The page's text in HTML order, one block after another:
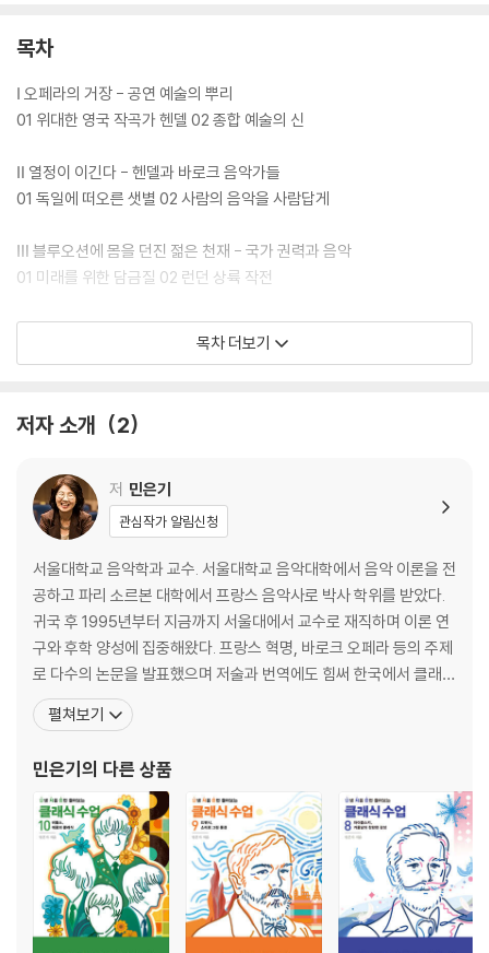
목차
Ⅰ 오페라의 거장 - 공연 예술의 뿌리
01 위대한 영국 작곡가 헨델 02 종합 예술의 신
Ⅱ 열정이 이긴다 - 헨델과 바로크 음악가들
01 독일에 떠오른 샛별 02 사람의 음악을 사람답게
Ⅲ 블루오션에 몸을 던진 젊은 천재 - 국가 권력과 음악
01 미래를 위한 담금질 02 런던 상륙 작전
Ⅳ 분쟁의 소용돌이 속에서 - 영국 오페라의 유행과 쇠퇴
01 정상에선 언제나 바람이 불고 02 화려한 커튼의 안과 밖
01 커리어의 정점 02 쇼는 계속되어야 한다
목차 더보기
저자 소개 2
저 민은기
관심작가 알림신청
서울대학교 음악학과 교수. 서울대학교 음악대학에서 음악 이론을 전
공하고 파리 소르본 대학에서 프랑스 음악사로 박사 학위를 받았다.
귀국 후 1995년부터 지금까지 서울대에서 교수로 재직하며 이론 연
구와 후학 양성에 집중해왔다. 프랑스 혁명, 바로크 오페라 등의 주제
로 다수의 논문을 발표했으며 저술과 번역에도 힘써 한국에서 클래식
음악과 관련된 책을 가장 많이 낸 음악학자 중 한 사람으로 꼽힌다. 중
앙일보와 경향신문 등 여러 매체에 음악과 관련된 글을 정기적으로
시작한 다섯 살부터 내내 숨 쉬듯 곁에 음악을 두고 살아
펼쳐보기
민은기 의 다른 상품